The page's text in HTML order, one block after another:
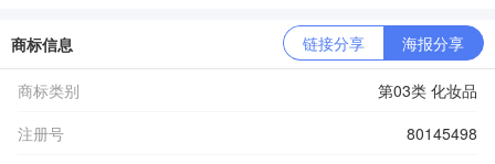
商标信息 链接分享 海报分享
商标类别
第03类 化妆品
注册号
80145498